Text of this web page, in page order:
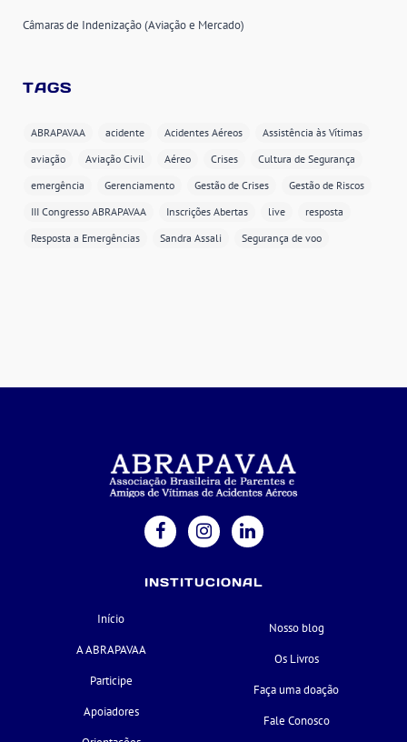
Câmaras de Indenização (Aviação e Mercado)
TAGS
ABRAPAVAA acidente Acidentes Aéreos
Assistência às Vítimas
aviação
Aviação Civil Aéreo Crises
Cultura de Segurança
emergência
Gerenciamento Gestão de Crises
Gestão de Riscos
III Congresso ABRAPAVAA
Inscrições Abertas live
resposta
Resposta a Emergências
Sandra Assali Segurança de voo
INSTITUCIONAL
Início
A ABRAPAVAA
Participe
Apoiadores
Nosso blog
Os Livros
Faça uma doação
Fale Conosco